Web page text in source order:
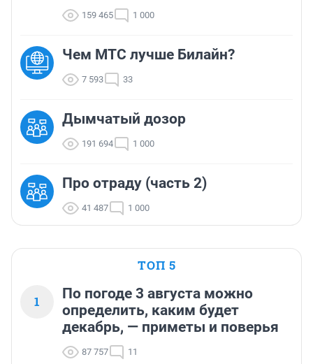
159 465 1 000
Чем МТС лучше Билайн?
7 593 33
Дымчатый дозор
191 694 1 000
Про отраду (часть 2)
41 487 1 000
ТОП 5
1
По погоде 3 августа можно
определить, каким будет
декабрь, — приметы и поверья
87 757 11